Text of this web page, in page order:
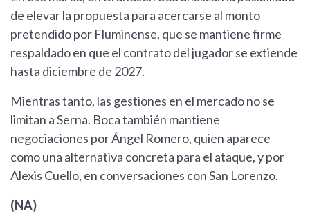
de elevar la propuesta para acercarse al monto
pretendido por Fluminense, que se mantiene firme
respaldado en que el contrato del jugador se extiende
hasta diciembre de 2027.
Mientras tanto, las gestiones en el mercado no se
limitan a Serna. Boca también mantiene
negociaciones por Ángel Romero, quien aparece
como una alternativa concreta para el ataque, y por
Alexis Cuello, en conversaciones con San Lorenzo.
(NA)